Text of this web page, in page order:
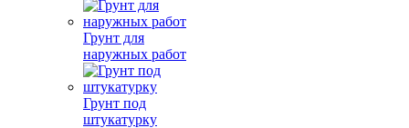
Грунт для
наружных работ
Грунт под
штукатурку